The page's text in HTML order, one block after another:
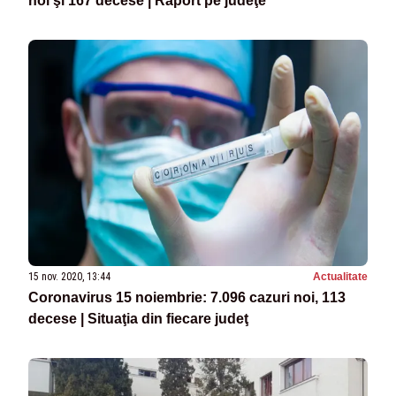
15 nov. 2020, 13:44 Actualitate
Coronavirus 15 noiembrie: 7.096 cazuri noi, 113
decese | Situaţia din fiecare judeţ